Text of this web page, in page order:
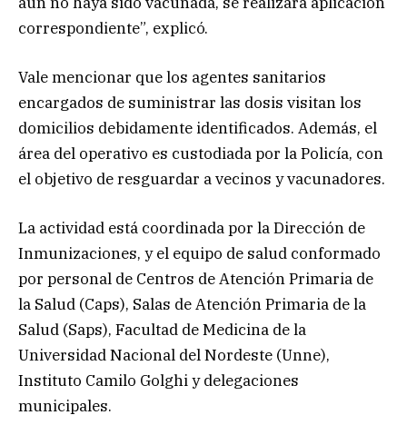
correspondiente”, explicó.
Vale mencionar que los agentes sanitarios
encargados de suministrar las dosis visitan los
domicilios debidamente identificados. Además, el
área del operativo es custodiada por la Policía, con
el objetivo de resguardar a vecinos y vacunadores.
La actividad está coordinada por la Dirección de
Inmunizaciones, y el equipo de salud conformado
por personal de Centros de Atención Primaria de
la Salud (Caps), Salas de Atención Primaria de la
Salud (Saps), Facultad de Medicina de la
Universidad Nacional del Nordeste (Unne),
Instituto Camilo Golghi y delegaciones
municipales.